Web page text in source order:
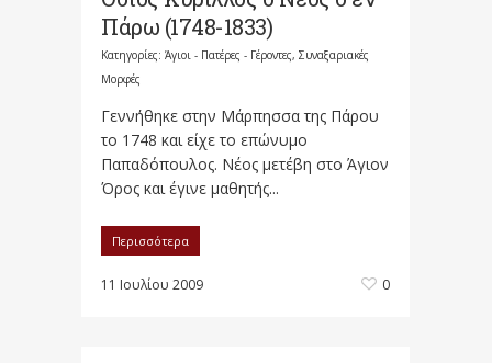
Πάρω (1748-1833)
Κατηγορίες: Άγιοι - Πατέρες - Γέροντες, Συναξαριακές
Μορφές
Γεννήθηκε στην Μάρπησσα της Πάρου
το 1748 και είχε το επώνυμο
Παπαδόπουλος. Νέος μετέβη στο Άγιον
Όρος και έγινε μαθητής...
Περισσότερα
11 Ιουλίου 2009 0